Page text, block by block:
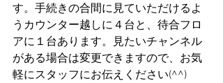
す。手続きの合間に見ていただけるよ
うカウンター越しに４台と、待合フロ
アに１台あります。見たいチャンネル
がある場合は変更できますので、お気
軽にスタッフにお伝えください(^^)